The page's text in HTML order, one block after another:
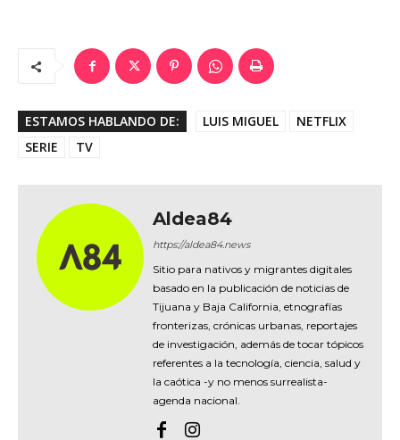
ESTAMOS HABLANDO DE: LUIS MIGUEL
NETFLIX
SERIE
TV
Aldea84
https://aldea84.news
Sitio para nativos y migrantes digitales
basado en la publicación de noticias de
Tijuana y Baja California, etnografías
fronterizas, crónicas urbanas, reportajes
de investigación, además de tocar tópicos
referentes a la tecnología, ciencia, salud y
la caótica -y no menos surrealista-
agenda nacional.